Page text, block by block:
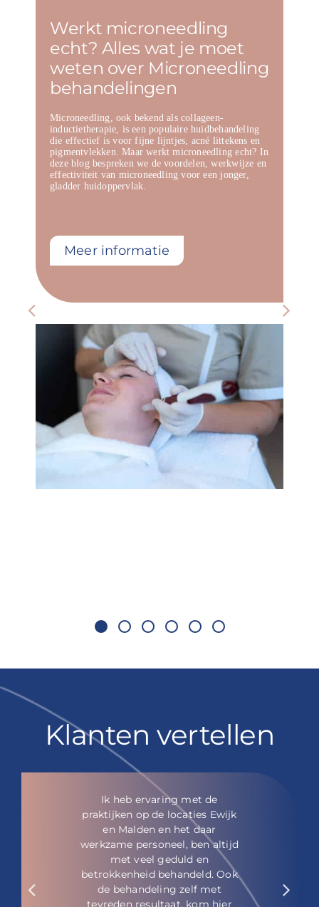
Werkt microneedling
echt? Alles wat je moet
weten over Microneedling
behandelingen
Microneedling, ook bekend als collageen-
inductietherapie, is een populaire huidbehandeling
die effectief is voor fijne lijntjes, acné littekens en
pigmentvlekken. Maar werkt microneedling echt? In
deze blog bespreken we de voordelen, werkwijze en
effectiviteit van microneedling voor een jonger,
gladder huidoppervlak.
Meer informatie
Klanten vertellen
Je wordt vriendelijk en
professioneel geholpen. Er
wordt prima advies gegeven
zonder hierbij opdringerig te
zijn.